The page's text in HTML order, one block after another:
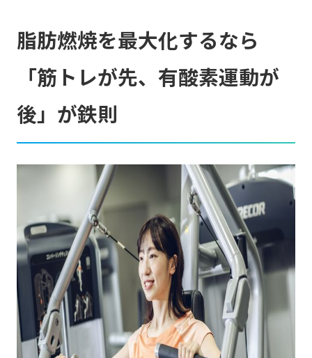
脂肪燃焼を最大化するなら
「筋トレが先、有酸素運動が
後」が鉄則